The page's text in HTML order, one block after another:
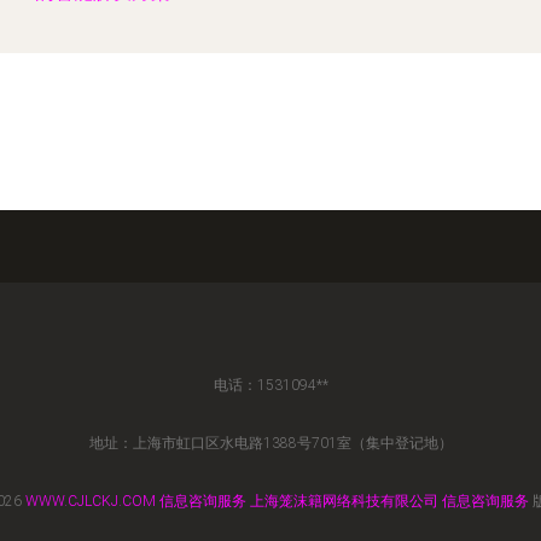
电话：1531094**
地址：上海市虹口区水电路1388号701室（集中登记地）
WWW.CJLCKJ.COM 信息咨询服务 上海笼沫籍网络科技有限公司 信息咨询服务